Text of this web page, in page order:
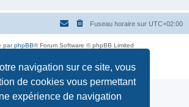
navigation sur ce site, vous
de cookies vous permettant
expérience de navigation
Fuseau horaire sur UTC+02:00
parphpBB® Forum Software © phpBB Limited
Confidentialité|Conditions